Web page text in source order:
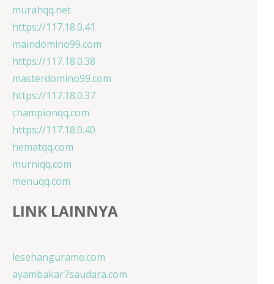
murahqq.net
https://117.18.0.41
maindomino99.com
https://117.18.0.38
masterdomino99.com
https://117.18.0.37
championqq.com
https://117.18.0.40
hematqq.com
murniqq.com
menuqq.com
LINK LAINNYA
lesehangurame.com
ayambakar7saudara.com